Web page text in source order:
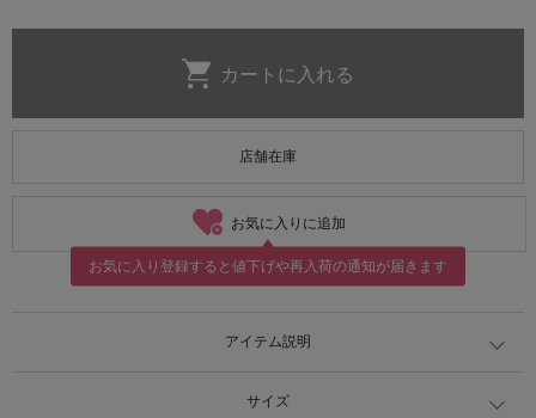
店舗在庫
お気に入りに追加
お気に入り登録すると値下げや再入荷の通知が届きます
アイテム説明
サイズ